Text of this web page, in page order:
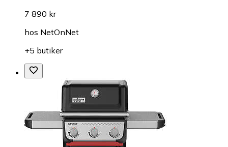
7 890 kr
hos NetOnNet
+5 butiker